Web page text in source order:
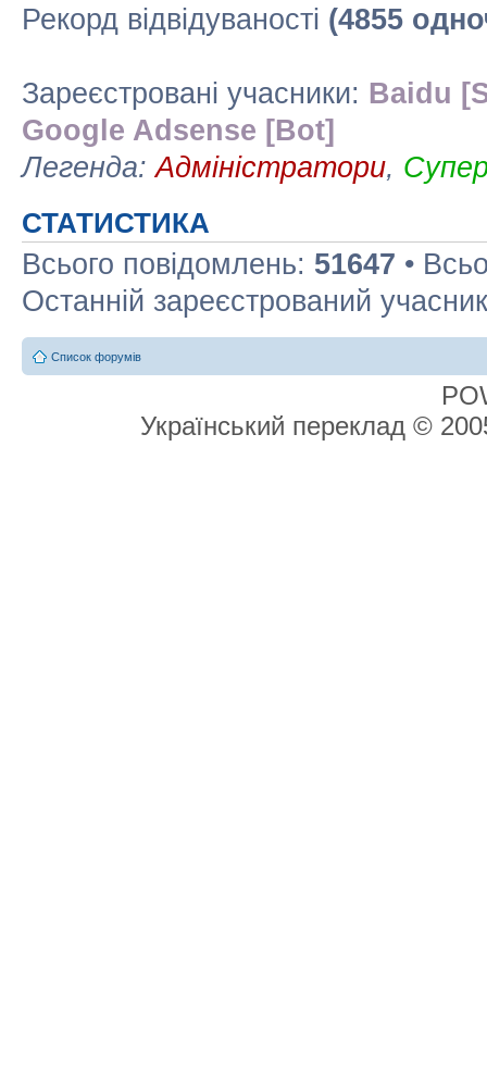
Рекорд відвідуваності (4855
Зареєстровані учасники: Baidu
Google Adsense [Bot]
Легенда:Адміністратори,
СТАТИСТИКА
Всього повідомлень: 51647 •
Останній зареєстрований
Список форумів
Український переклад ©